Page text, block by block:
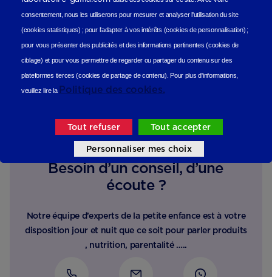
Les avis de nos consommateurs
Besoin d’un conseil, d’une
écoute ?
Notre équipe d’experts de la petite enfance est à votre
disposition jour et nuit que ce soit pour parler produits
, nutrition, parentalité …..
consentement, nous les utiliseronspour mesurer et analyser l'utilisation du site
(cookies statistiques) ;pour l'adapter à vos intérêts (cookies de personnalisation) ;
pour vous présenter des publicités et des informations pertinentes (cookies de
ciblage) et pour vous permettre de regarder ou partager du contenu sur des
plateformes tierces (cookies de partage de contenu). Pour plus d'informations,
veuillez lire la Politique des cookies.
Tout refuser Tout accepter
Personnaliser mes choix